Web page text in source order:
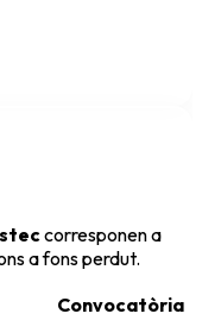
corresponen a
a fons perdut.
Convocatòria